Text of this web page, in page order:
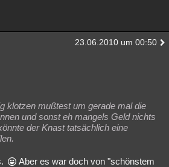
23.06.2010 um 00:50
klotzen mußtest um gerade mal die
und sonst eh mangels Geld nichts
der Knast tatsächlich eine
Aber es war doch von "schönstem